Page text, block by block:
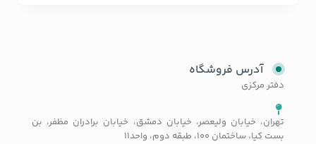
آدرس فروشگاه
دفتر مرکزی
تهران، خیابان ولیعصر، خیابان دمشق، خیابان برادران مظفر، بن
بست کیا، ساختمان 100، طبقه دوم، واحد11